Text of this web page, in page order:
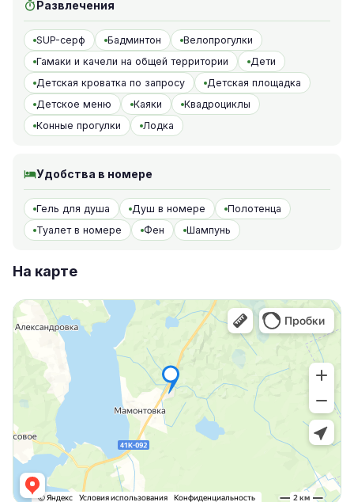
Развлечения
SUP-серф Бадминтон
Велопрогулки
Гамаки и качели на общей территории
Дети
Детская кроватка по запросу
Детская площадка
Детское меню
Каяки
Квадроциклы
Конные прогулки
Лодка
Удобства в номере
Гель для душа Душ в номере
Полотенца
Туалет в номере
Фен Шампунь
На карте